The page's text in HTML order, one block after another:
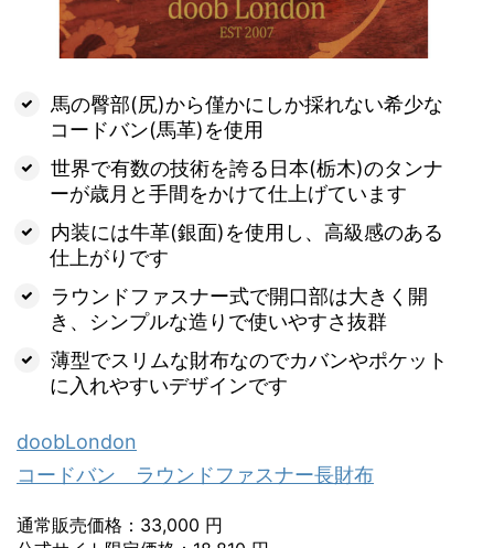
馬の臀部(尻)から僅かにしか採れない希少な
コードバン(馬革)を使用
世界で有数の技術を誇る日本(栃木)のタンナ
ーが歳月と手間をかけて仕上げています
内装には牛革(銀面)を使用し、高級感のある
仕上がりです
ラウンドファスナー式で開口部は大きく開
き、シンプルな造りで使いやすさ抜群
薄型でスリムな財布なのでカバンやポケット
に入れやすいデザインです
doobLondon
コードバン ラウンドファスナー長財布
通常販売価格：33,000 円